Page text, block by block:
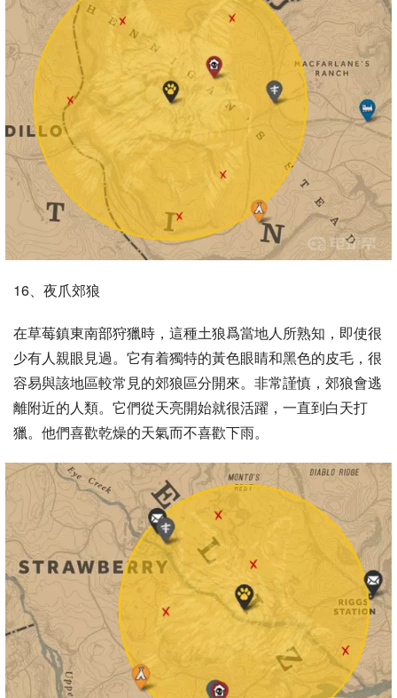
16、夜爪郊狼
在草莓鎮東南部狩獵時，這種土狼爲當地人所熟知，即使很
少有人親眼見過。它有着獨特的黃色眼睛和黑色的皮毛，很
容易與該地區較常見的郊狼區分開來。非常謹慎，郊狼會逃
離附近的人類。它們從天亮開始就很活躍，一直到白天打
獵。他們喜歡乾燥的天氣而不喜歡下雨。